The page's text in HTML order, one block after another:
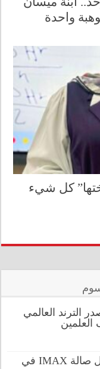
واحدة
كل شيء
الترند العالمي
العلمين
وزيرة الثقافة تفتتح أول صالة IMAX في